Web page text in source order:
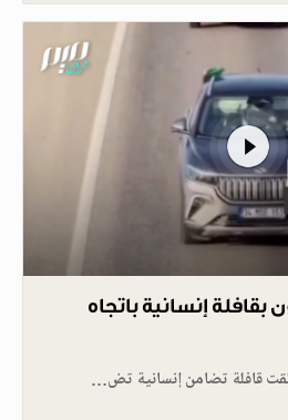
بقافلة إنسانية باتجاه
قافلة تضامن إنسانية تض…